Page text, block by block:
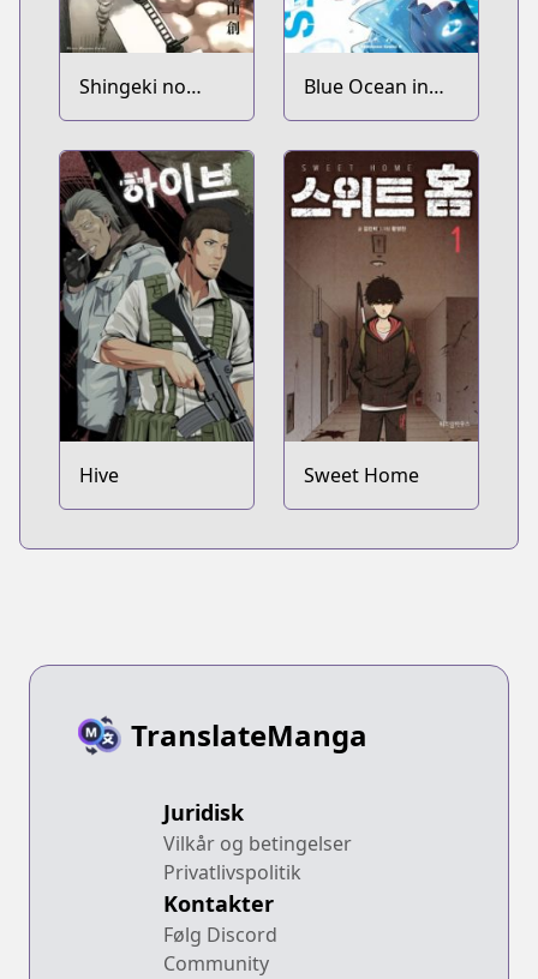
Shingeki no
Kyojin
Blue Ocean in
the Eyes
Hive Sweet Home
TranslateManga
Juridisk
Vilkår og betingelser
Privatlivspolitik
Kontakter
Følg Discord
Community